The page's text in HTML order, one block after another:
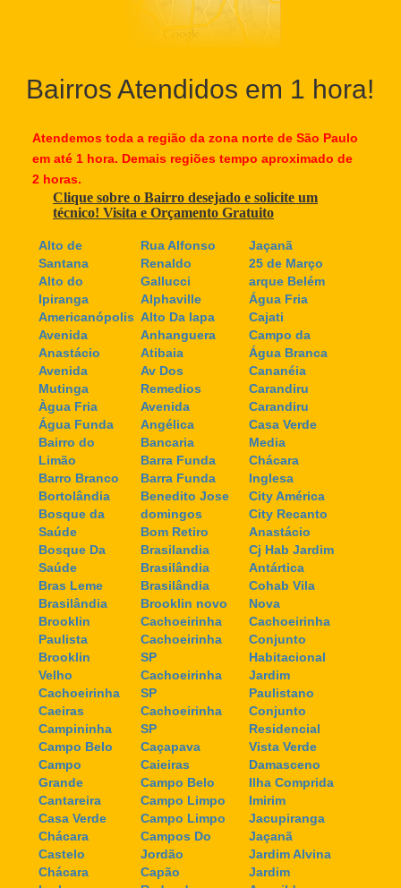
Bairros Atendidos em 1 hora!
Atendemos toda a região da zona norte de São Paulo
em até 1 hora. Demais regiões tempo aproximado de
2 horas.
Clique sobre o Bairro desejado e solicite um
técnico! Visita e Orçamento Gratuito
Alto de
Santana
Alto do
Ipiranga
Americanópolis
Avenida
Anastácio
Avenida
Mutinga
Àgua Fria
Água Funda
Bairro do
Limão
Barro Branco
Bortolândia
Bosque da
Saúde
Bosque Da
Saúde
Bras Leme
Brasilândia
Brooklin
Paulista
Brooklin
Velho
Cachoeirinha
Caeiras
Campininha
Campo Belo
Campo
Grande
Cantareira
Casa Verde
Chácara
Castelo
Chácara
Rua Alfonso
Renaldo
Gallucci
Alphaville
Alto Da lapa
Anhanguera
Atibaia
Av Dos
Remedios
Avenida
Angélica
Bancaria
Barra Funda
Barra Funda
Benedito Jose
domingos
Bom Retiro
Brasilandia
Brasilândia
Brasilândia
Brooklin novo
Cachoeirinha
Cachoeirinha
SP
Cachoeirinha
SP
Cachoeirinha
SP
Caçapava
Caieiras
Campo Belo
Campo Limpo
Campo Limpo
Campos Do
Jordão
Capão
Jaçanã
25 de Março
arque Belém
Água Fria
Cajati
Campo da
Água Branca
Cananéia
Carandiru
Carandiru
Casa Verde
Media
Chácara
Inglesa
City América
City Recanto
Anastácio
Cj Hab Jardim
Antártica
Cohab Vila
Nova
Cachoeirinha
Conjunto
Habitacional
Jardim
Paulistano
Conjunto
Residencial
Vista Verde
Damasceno
Ilha Comprida
Imirim
Jacupiranga
Jaçanã
Jardim Alvina
Jardim